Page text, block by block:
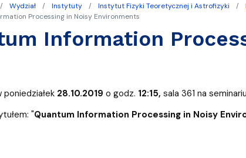
Causa
Kierunków
Deklaracja
1 roku
Biuro Karier
Jakość kształcenia
Dofinansowanie
obrony, nagrody
Wydział Instytuty Instytut Fizyki Teoretycznej i Astrofizyki
Processing in Noisy Environments
Information
poniedziałek 28.10.2019 o godz. 12:15, sala 361 na
"Quantum Information Processing in Noisy